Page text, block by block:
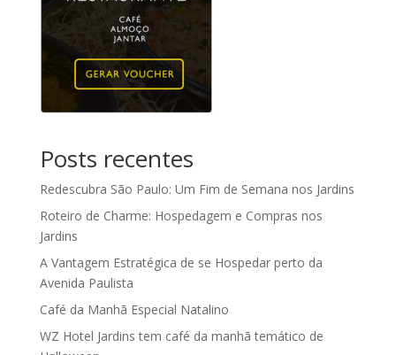
Posts recentes
Redescubra São Paulo: Um Fim de Semana nos Jardins
Roteiro de Charme: Hospedagem e Compras nos
Jardins
A Vantagem Estratégica de se Hospedar perto da
Avenida Paulista
Café da Manhã Especial Natalino
WZ Hotel Jardins tem café da manhã temático de